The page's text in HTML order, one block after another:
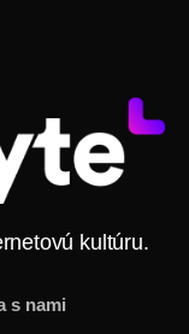
kultúru.
s nami